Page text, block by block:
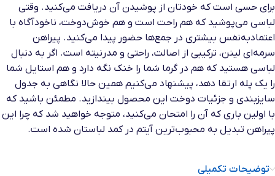
برای حسی است که خودتان از پوشیدن آن دریافت می‌کنید. وقتی
لباسی می‌پوشید که هم راحت است و هم خوش‌دوخت، ناخودآگاه با
اعتمادبه‌نفس بیشتری در جمع‌ها حضور پیدا می‌کنید. پیراهن
سرمه‌ای لینن، ترکیبی از اصالت، راحتی و مدرنیته است. اگر به دنبال
لباسی هستید که هم در گرما شما را خنک نگه دارد و هم استایل شما
را یک پله ارتقا دهد، پیشنهاد می‌کنیم همین حالا نگاهی به جدول
سایزبندی و جزئیات دوخت این محصول بیندازید. مطمئن باشید که
با اولین باری که آن را امتحان می‌کنید، متوجه خواهید شد که چرا این
پیراهن تبدیل به محبوب‌ترین آیتم در کمد لباستان شده است.
توضیحات تکمیلی